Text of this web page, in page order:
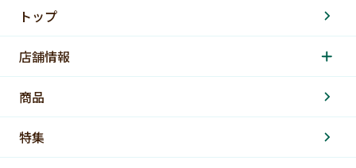
トップ
店舗情報
商品
特集